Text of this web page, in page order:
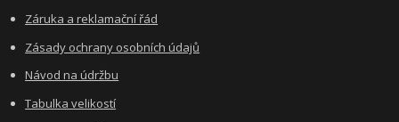
Záruka a reklamační řád
Zásady ochrany osobních údajů
Návod na údržbu
Tabulka velikostí